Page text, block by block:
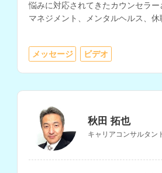
悩みに対応されてきたカウンセラ
マネジメント、メンタルヘルス、
ケーションについての相談を得意
メッセージ ビデオ
秋田 拓也
キャリアコンサルタン